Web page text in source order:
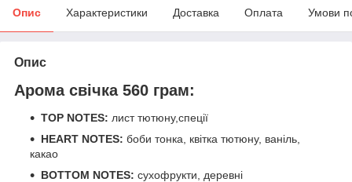
Опис Характеристики Доставка Оплата Умови
Опис
Арома свічка 560 грам:
TOP NOTES: лист тютюну,спеції
HEART NOTES: боби тонка, квітка тютюну, ваніль,
какао
BOTTOM NOTES: сухофрукти, деревні